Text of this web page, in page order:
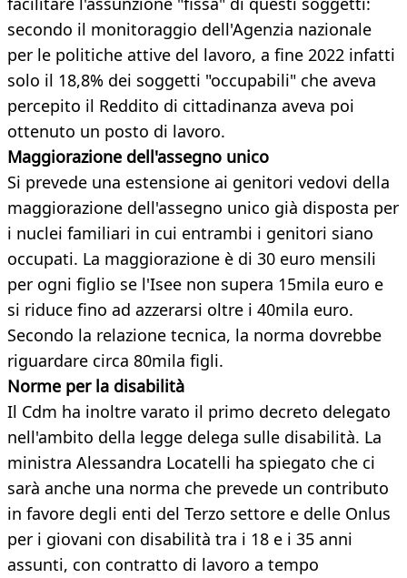
secondo il monitoraggio dell'Agenzia nazionale
per le politiche attive del lavoro, a fine 2022 infatti
solo il 18,8% dei soggetti "occupabili" che aveva
percepito il Reddito di cittadinanza aveva poi
ottenuto un posto di lavoro.
Maggiorazione dell'assegno unico
Si prevede una estensione ai genitori vedovi della
maggiorazione dell'assegno unico già disposta per
i nuclei familiari in cui entrambi i genitori siano
occupati. La maggiorazione è di 30 euro mensili
per ogni figlio se l'Isee non supera 15mila euro e
si riduce fino ad azzerarsi oltre i 40mila euro.
Secondo la relazione tecnica, la norma dovrebbe
riguardare circa 80mila figli.
Norme per la disabilità
Il Cdm ha inoltre varato il primo decreto delegato
nell'ambito della legge delega sulle disabilità. La
ministra Alessandra Locatelli ha spiegato che ci
sarà anche una norma che prevede un contributo
in favore degli enti del Terzo settore e delle Onlus
per i giovani con disabilità tra i 18 e i 35 anni
assunti, con contratto di lavoro a tempo